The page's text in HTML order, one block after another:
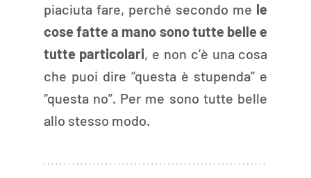
piaciuta fare, perché secondo me le
cose fatte a mano sono tutte belle e
tutte particolari, e non c’è una cosa
che puoi dire “questa è stupenda” e
“questa no”. Per me sono tutte belle
allo stesso modo.